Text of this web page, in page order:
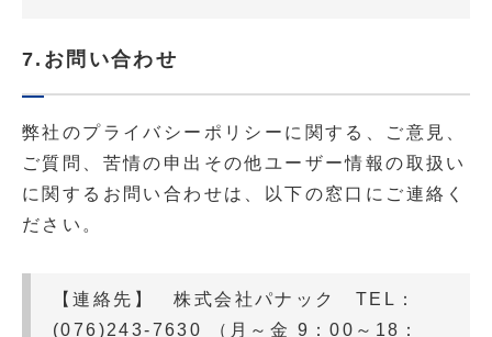
7.お問い合わせ
弊社のプライバシーポリシーに関する、ご意見、
ご質問、苦情の申出その他ユーザー情報の取扱い
に関するお問い合わせは、以下の窓口にご連絡く
ださい。
【連絡先】 株式会社パナック TEL：
(076)243-7630 （月～金 9：00～18：